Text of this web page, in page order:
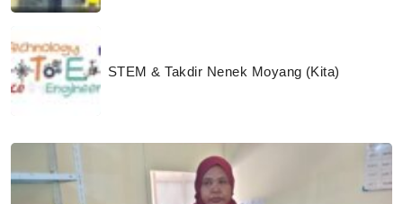
STEM & Takdir Nenek Moyang (Kita)